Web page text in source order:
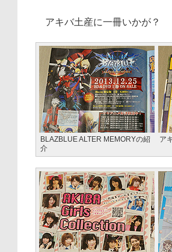
アキバ土産に一冊いかが？
BLAZBLUE ALTER MEMORYの紹
介
ア